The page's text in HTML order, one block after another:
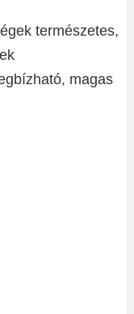
természetes,
magas